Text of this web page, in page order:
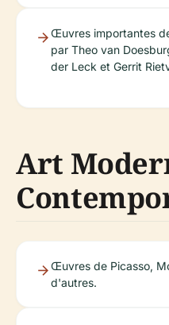
Œuvres importantes
par Theo van
der Leck et Gerrit
Art
Œuvres de Picasso,
d'autres.